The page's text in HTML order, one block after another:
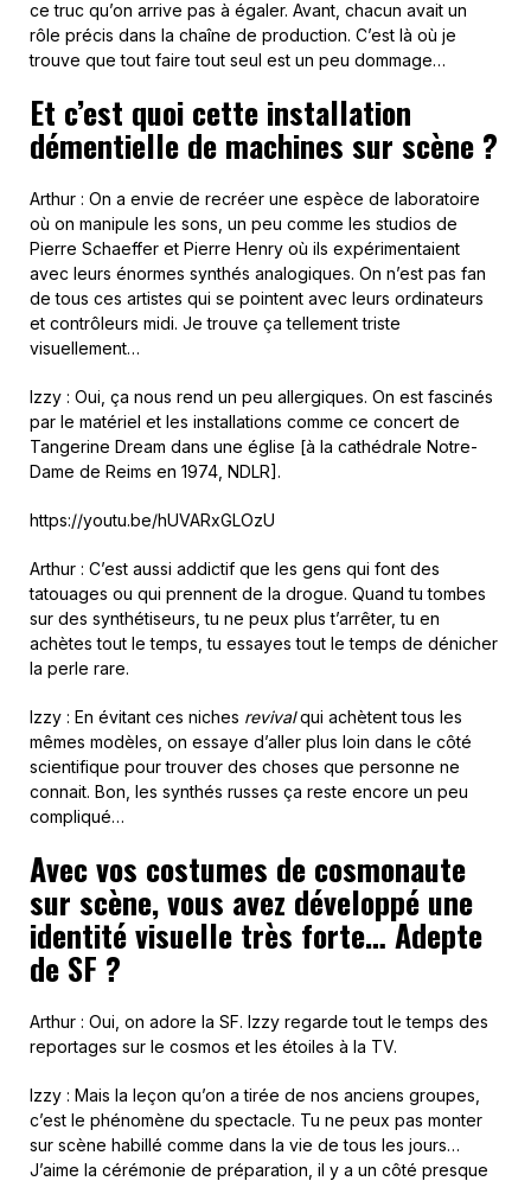
ce truc qu’on arrive pas à égaler. Avant, chacun avait un
rôle précis dans la chaîne de production. C’est là où je
trouve que tout faire tout seul est un peu dommage…
Et c’est quoi cette installation
démentielle de machines sur scène ?
Arthur : On a envie de recréer une espèce de laboratoire
où on manipule les sons, un peu comme les studios de
Pierre Schaeffer et Pierre Henry où ils expérimentaient
avec leurs énormes synthés analogiques. On n’est pas fan
de tous ces artistes qui se pointent avec leurs ordinateurs
et contrôleurs midi. Je trouve ça tellement triste
visuellement…
Izzy : Oui, ça nous rend un peu allergiques. On est fascinés
par le matériel et les installations comme ce concert de
Tangerine Dream dans une église [à la cathédrale Notre-
Dame de Reims en 1974, NDLR].
https://youtu.be/hUVARxGLOzU
Arthur : C’est aussi addictif que les gens qui font des
tatouages ou qui prennent de la drogue. Quand tu tombes
sur des synthétiseurs, tu ne peux plus t’arrêter, tu en
achètes tout le temps, tu essayes tout le temps de dénicher
la perle rare.
Izzy : En évitant ces niches revivalqui achètent tous les
mêmes modèles, on essaye d’aller plus loin dans le côté
scientifique pour trouver des choses que personne ne
connait. Bon, les synthés russes ça reste encore un peu
compliqué…
Avec vos costumes de cosmonaute
sur scène, vous avez développé une
identité visuelle très forte… Adepte
de SF ?
Arthur : Oui, on adore la SF. Izzy regarde tout le temps des
reportages sur le cosmos et les étoiles à la TV.
Izzy : Mais la leçon qu’on a tirée de nos anciens groupes,
c’est le phénomène du spectacle. Tu ne peux pas monter
sur scène habillé comme dans la vie de tous les jours…
J’aime la cérémonie de préparation, il y a un côté presque